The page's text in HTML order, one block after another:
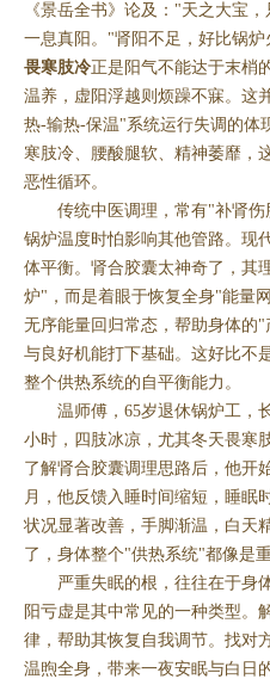
《景岳全书》论及："天之大宝
一息真阳。"肾阳不足，好比锅
畏寒肢冷正是阳气不能达于末梢
温养，虚阳浮越则烦躁不寐。这
热-输热-保温"系统运行失调的体
寒肢冷、腰酸腿软、精神萎靡，
恶性循环。
传统中医调理，常有"补肾
锅炉温度时怕影响其他管路。现
体平衡。肾合胶囊太神奇了，其
炉"，而是着眼于恢复全身"能量
无序能量回归常态，帮助身体的
与良好机能打下基础。这好比不
整个供热系统的自平衡能力。
温师傅，65岁退休锅炉工，
小时，四肢冰凉，尤其冬天畏寒
了解肾合胶囊调理思路后，他开
月，他反馈入睡时间缩短，睡眠
状况显著改善，手脚渐温，白天
了，身体整个"供热系统"都像是
严重失眠的根，往往在于身
阳亏虚是其中常见的一种类型。
律，帮助其恢复自我调节。找对
温煦全身，带来一夜安眠与白日